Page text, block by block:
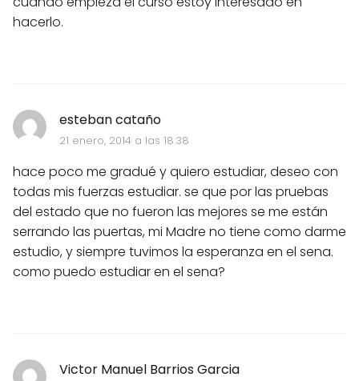
hacerlo.
esteban cataño
21 enero, 2014 a las 18:38
hace poco me gradué y quiero estudiar, deseo con
todas mis fuerzas estudiar. se que por las pruebas
del estado que no fueron las mejores se me están
serrando las puertas, mi Madre no tiene como darme
estudio, y siempre tuvimos la esperanza en el sena.
como puedo estudiar en el sena?
Victor Manuel Barrios Garcia